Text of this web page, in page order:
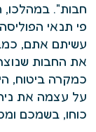
חבות".
פי תנאי
עשיתם אתם,
את החבות
כמקרה ביטוח,
על עצמה את
כוחו, בשמכם